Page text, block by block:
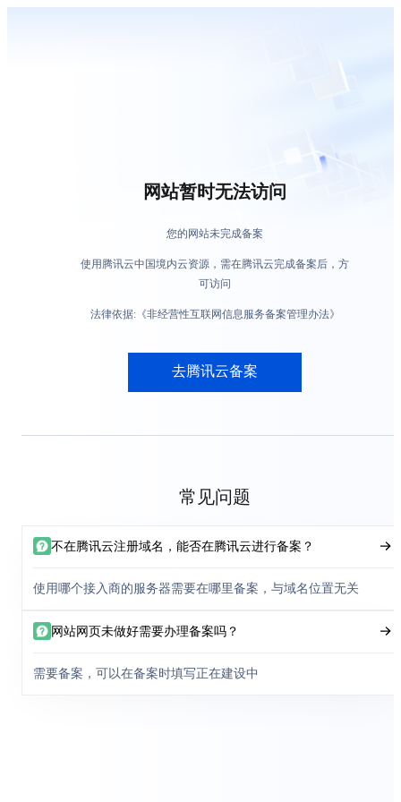
网站暂时无法访问
您的网站未完成备案
使用腾讯云中国境内云资源，需在腾讯云完成备案后，方
可访问
法律依据:《非经营性互联网信息服务备案管理办法》
去腾讯云备案
常见问题
不在腾讯云注册域名，能否在腾讯云进行备案？
使用哪个接入商的服务器需要在哪里备案，与域名位置无关
网站网页未做好需要办理备案吗？
需要备案，可以在备案时填写正在建设中